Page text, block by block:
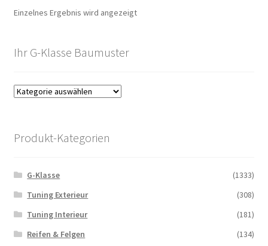
Einzelnes Ergebnis wird angezeigt
Ihr G-Klasse Baumuster
Produkt-Kategorien
G-Klasse
(1333)
Tuning Exterieur
(308)
Tuning Interieur
(181)
Reifen & Felgen
(134)